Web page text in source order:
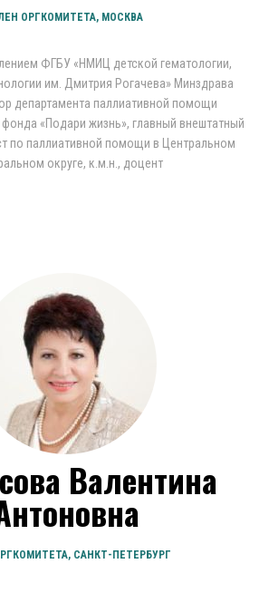
ОРГКОМИТЕТА, МОСКВА
ФГБУ «НМИЦ детской гематологии,
им. Дмитрия Рогачева» Минздрава
департамента паллиативной помощи
фонда «Подари жизнь», главный внештатный
по паллиативной помощи в Центральном
округе, к.м.н., доцент
Валентина
САНКТ-ПЕТЕРБУРГ